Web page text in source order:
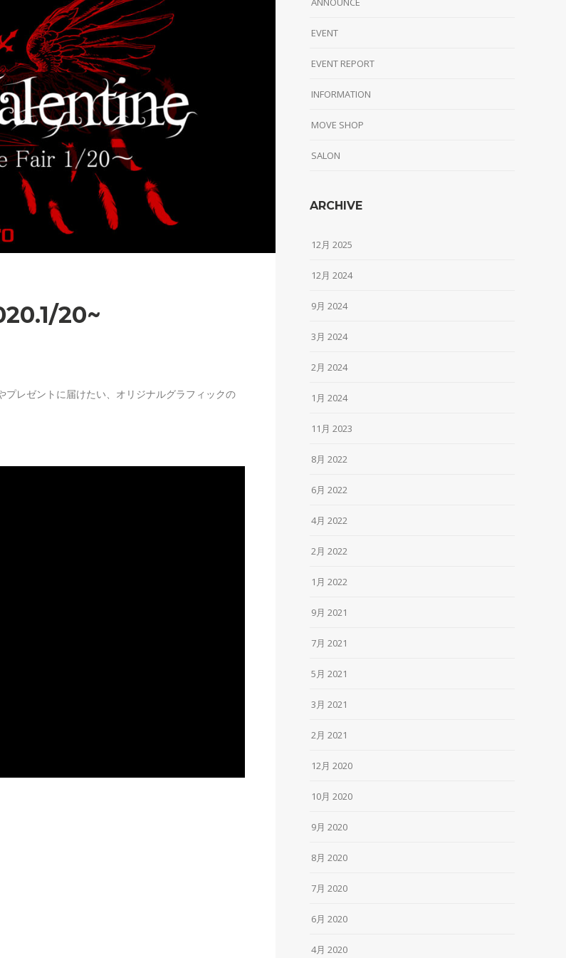
20~
レゼントに届けたい、オリジナルグラフィックの
EVENT
EVENT REPORT
INFORMATION
MOVE SHOP
SALON
ARCHIVE
12月 2025
12月 2024
9月 2024
3月 2024
2月 2024
1月 2024
11月 2023
8月 2022
6月 2022
4月 2022
2月 2022
1月 2022
9月 2021
7月 2021
5月 2021
3月 2021
2月 2021
12月 2020
10月 2020
9月 2020
8月 2020
7月 2020
6月 2020
4月 2020